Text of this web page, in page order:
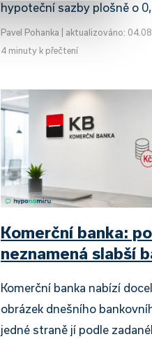
hypoteční sazby plošně o
Pavel Pohanka
aktualizováno:
4 minuty k přečtení
Komerční banka:
neznamená slabší
Komerční banka nabízí
obrázek dnešního
jedné straně jí podle